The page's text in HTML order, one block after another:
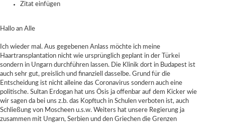
Zitat einfügen
Hallo an Alle
Ich wieder mal. Aus gegebenen Anlass möchte ich meine
Haartransplantation nicht wie ursprünglich geplant in der Türkei
sondern in Ungarn durchführen lassen. Die Klinik dort in Budapest ist
auch sehr gut, preislich und finanziell dasselbe. Grund für die
Entscheidung ist nicht alleine das Coronavirus sondern auch eine
politische. Sultan Erdogan hat uns Ösis ja offenbar auf dem Kicker wie
wir sagen da bei uns z.b. das Kopftuch in Schulen verboten ist, auch
Schließung von Moscheen u.s.w. Weiters hat unsere Regierung ja
zusammen mit Ungarn, Serbien und den Griechen die Grenzen